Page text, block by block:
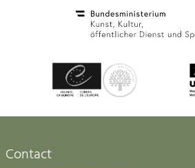
Contact